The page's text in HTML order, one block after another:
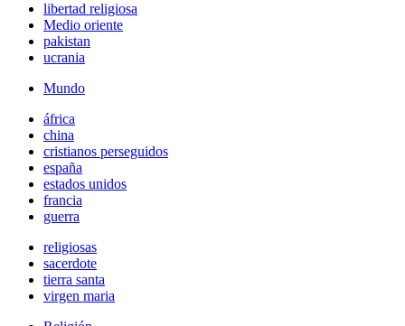
libertad religiosa
Medio oriente
pakistan
ucrania
Mundo
áfrica
china
cristianos perseguidos
españa
estados unidos
francia
guerra
religiosas
sacerdote
tierra santa
virgen maria